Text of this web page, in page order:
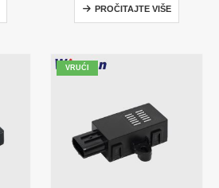
PROČITAJTE VIŠE
VRUĆI